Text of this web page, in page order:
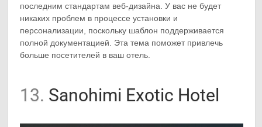
последним стандартам веб-дизайна. У вас не будет
никаких проблем в процессе установки и
персонализации, поскольку шаблон поддерживается
полной документацией. Эта тема поможет привлечь
больше посетителей в ваш отель.
13. Sanohimi Exotic Hotel